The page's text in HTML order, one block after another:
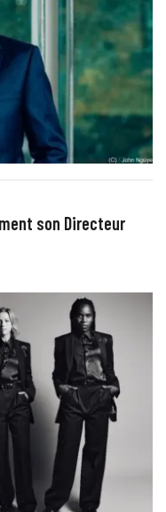
son Directeur